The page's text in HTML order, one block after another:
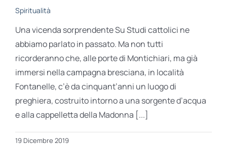
Spiritualità
Una vicenda sorprendente Su Studi cattolici ne
abbiamo parlato in passato. Ma non tutti
ricorderanno che, alle porte di Montichiari, ma già
immersi nella campagna bresciana, in località
Fontanelle, c’è da cinquant’anni un luogo di
preghiera, costruito intorno a una sorgente d’acqua
e alla cappelletta della Madonna [...]
19 Dicembre 2019